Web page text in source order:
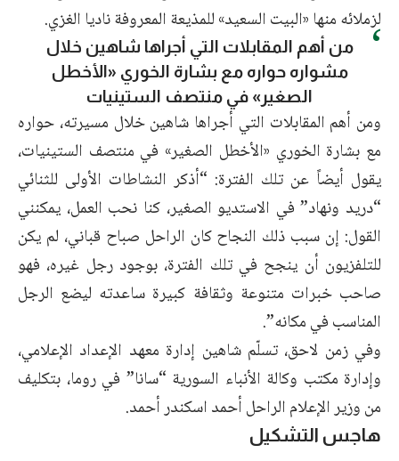
لزملائه منها «البيت السعيد» للمذيعة المعروفة ناديا الغزي.
من أهم المقابلات التي أجراها شاهين خلال
مشواره حواره مع بشارة الخوري «الأخطل
الصغير» في منتصف الستينيات
ومن أهم المقابلات التي أجراها شاهين خلال مسيرته، حواره
مع بشارة الخوري «الأخطل الصغير» في منتصف الستينيات،
يقول أيضاً عن تلك الفترة: “أذكر النشاطات الأولى للثنائي
“دريد ونهاد” في الاستديو الصغير، كنا نحب العمل، يمكنني
القول: إن سبب ذلك النجاح كان الراحل صباح قباني، لم يكن
للتلفزيون أن ينجح في تلك الفترة، بوجود رجل غيره، فهو
صاحب خبرات متنوعة وثقافة كبيرة ساعدته ليضع الرجل
المناسب في مكانه”.
وفي زمن لاحق، تسلّم شاهين إدارة معهد الإعداد الإعلامي،
وإدارة مكتب وكالة الأنباء السورية “سانا” في روما، بتكليف
من وزير الإعلام الراحل أحمد اسكندر أحمد.
هاجس التشكيل